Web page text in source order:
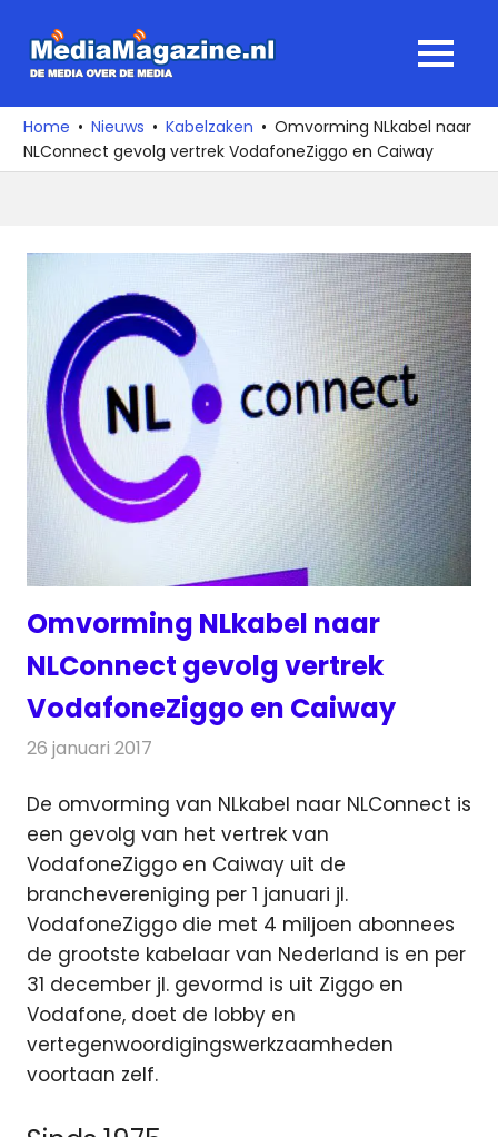
naar
media
over
de
MENU
Home Nieuws Kabelzaken
Omvorming NLkabel naar
NLConnect gevolg vertrek VodafoneZiggo en Caiway
Omvorming NLkabel naar
NLConnect gevolg vertrek
VodafoneZiggo en Caiway
26 januari 2017
De omvorming van NLkabel naar NLConnect is
een gevolg van het vertrek van
VodafoneZiggo en Caiway uit de
branchevereniging per 1 januari jl.
VodafoneZiggo die met 4 miljoen abonnees
de grootste kabelaar van Nederland is en per
31 december jl. gevormd is uit Ziggo en
Vodafone, doet de lobby en
vertegenwoordigingswerkzaamheden
voortaan zelf.